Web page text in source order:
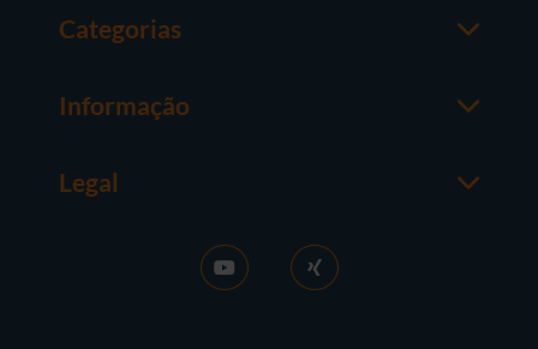
Categorias
M365
Server
Hardware
Informação
Sobre a usedSoft
Coisas a saber
Legal
Protecção de dados